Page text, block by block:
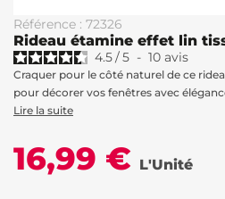
Référence : 72326
Rideau étamine effet lin
4.5/5 - 10 avis
Craquer pour le côté naturel de ce
pour décorer vos fenêtres avec
Lire la suite
16,99 € L'Unité